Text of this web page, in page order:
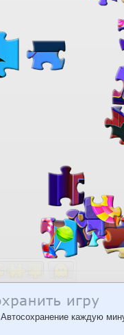
Автосохранение каждую